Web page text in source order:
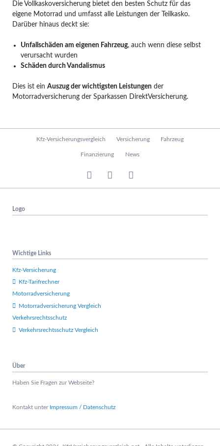
Die Vollkaskoversicherung bietet den besten Schutz für das
eigene Motorrad und umfasst alle Leistungen der Teilkasko.
Darüber hinaus deckt sie:
Unfallschäden am eigenen Fahrzeug, auch wenn diese selbst
verursacht wurden
Schäden durch Vandalismus
Dies ist ein Auszug der wichtigsten Leistungender
Motorradversicherung der Sparkassen DirektVersicherung.
r
s
r
i
n
n
Kfz-Versicherungsvergleich Versicherung Fahrzeug
Finanzierung News
Logo
Wichtige Links
Kfz-Versicherung
Kfz-Tarifrechner
Motorradversicherung
Motorradversicherung Vergleich
Verkehrsrechtsschutz
Verkehrsrechtsschutz Vergleich
Über
Haben Sie Fragen zur Webseite?
Kontakt unter Impressum / Datenschutz